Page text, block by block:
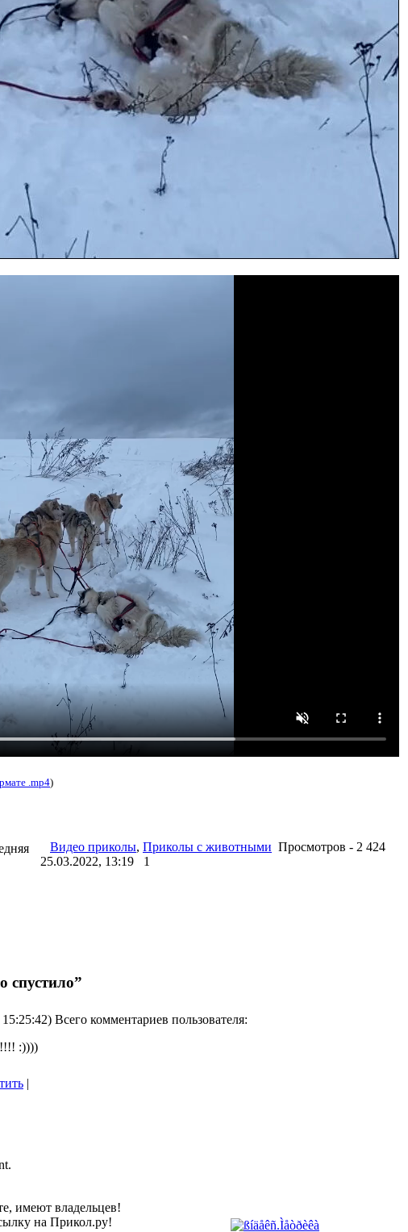
.mp4)
Видео приколы, Приколы с животными Просмотров - 2 424
25.03.2022, 13:19
1
спустило”
Всего комментариев пользователя:
:))))
|
имеют владельцев!
на Прикол.ру!